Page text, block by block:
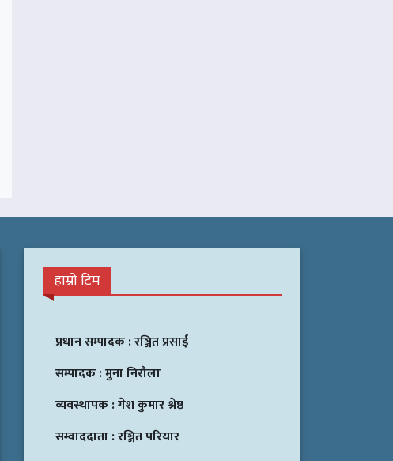
हाम्रो टिम
प्रधान सम्पादक :रञ्जित प्रसाई
सम्पादक :मुना निरौला
व्यवस्थापक :गेश कुमार श्रेष्ठ
सम्वाददाता :रञ्जित परियार